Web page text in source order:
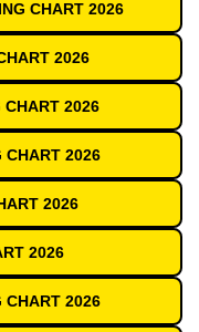
CHART 2026
2026
CHART 2026
CHART 2026
2026
2026
CHART 2026